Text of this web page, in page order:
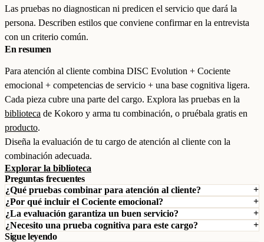
Las pruebas no diagnostican ni predicen el servicio que dará la
persona. Describen estilos que conviene confirmar en la entrevista
con un criterio común.
En resumen
Para atención al cliente combina DISC Evolution + Cociente
emocional + competencias de servicio + una base cognitiva ligera.
Cada pieza cubre una parte del cargo. Explora las pruebas en la
biblioteca de Kokoro y arma tu combinación, o pruébala gratis en
producto.
Diseña la evaluación de tu cargo de atención al cliente con la
combinación adecuada.
Explorar la biblioteca
Preguntas frecuentes
¿Qué pruebas combinar para atención al cliente?
¿Por qué incluir el Cociente emocional?
¿La evaluación garantiza un buen servicio?
¿Necesito una prueba cognitiva para este cargo?
Sigue leyendo